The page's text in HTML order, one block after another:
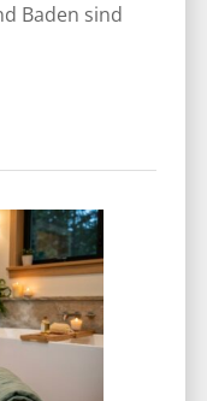
Baden sind